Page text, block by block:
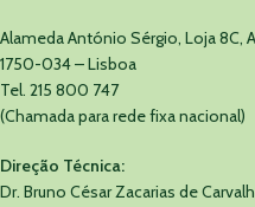
Alameda António Sérgio, Loja 8C,
1750-034 – Lisboa
Tel. 215 800 747
(Chamada para rede fixa nacional)
Direção Técnica:
Dr. Bruno César Zacarias de